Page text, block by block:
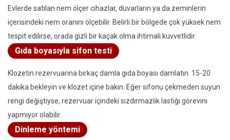
Evlerde satılan nem ölçer cihazlar, duvarların ya da zeminlerin
içerisindeki nem oranını ölçebilir. Belirli bir bölgede çok yüksek nem
tespit edilirse, orada gizli bir kaçak olma ihtimali kuvvetlidir.
Gıda boyasıyla sifon testi
Klozetin rezervuarına birkaç damla gıda boyası damlatın. 15-20
dakika bekleyin ve klozet içine bakın. Eğer sifonu çekmeden suyun
rengi değiştiyse, rezervuar içindeki sızdırmazlık lastiği görevini
yapmıyor olabilir.
Dinleme yöntemi